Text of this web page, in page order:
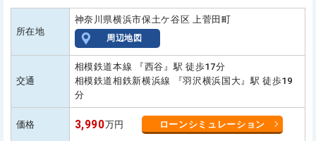
所在地
神奈川県横浜市保土ケ谷区 上菅田町
周辺地図
交通
相模鉄道本線 『西谷』駅 徒歩17分
相模鉄道相鉄新横浜線 『羽沢横浜国大』駅 徒歩19
分
価格 3,990万円 ローンシミュレーション